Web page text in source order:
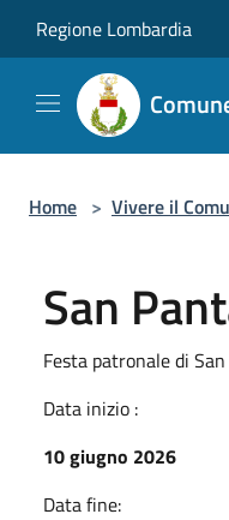
Regione Lombardia
Home > Vivere il
San
Festa patronale di
Data inizio :
10 giugno 2026
Data fine: